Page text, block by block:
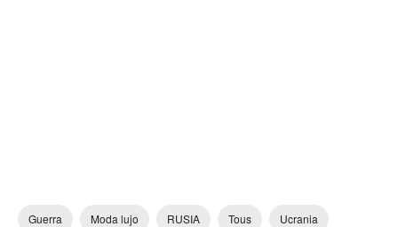
Guerra Moda lujo RUSIA Tous Ucrania